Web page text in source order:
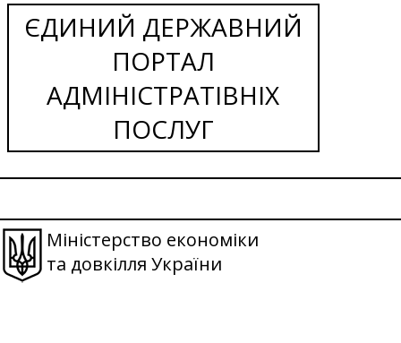
ЄДИНИЙ ДЕРЖАВНИЙ
ПОРТАЛ
АДМІНІСТРАТІВНІХ
ПОСЛУГ
Міністерство економіки
та довкілля України